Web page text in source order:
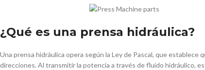
¿Qué es una prensa hidráulica?
Una prensa hidráulica opera según la Ley de Pascal, que
direcciones. Al transmitir la potencia a través de fluido hidráulico,